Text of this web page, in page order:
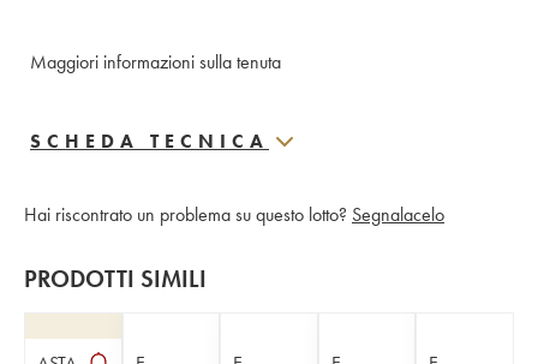
Maggiori informazioni sulla tenuta
SCHEDA TECNICA
Hai riscontrato un problema su questo lotto? Segnalacelo
PRODOTTI SIMILI